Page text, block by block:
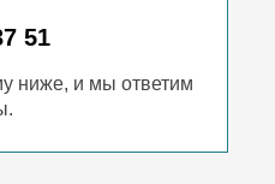
51
ниже, и мы ответим